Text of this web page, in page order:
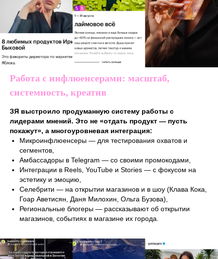
Работа с инфлюенсерами: масштаб,
системность, креатив
ЗЯ выстроило продуманную систему работы с
лидерами мнений. Это не «отдать продукт — пусть
покажут», а многоуровневая интеграция:
Микроинфлюенсеры — для тестирования охватов и
сегментов,
Амбассадоры в Telegram — со своими промокодами,
Интеграции в Reels, YouTube и Stories — с фокусом на
эстетику и эмоцию,
Селебрити — на открытии магазинов и в шоу (Клава Кока,
Гоар Аветисян, Даня Милохин, Ольга Бузова),
Региональные блогеры — рассказывают об открытии
магазинов, событиях в магазине их города.